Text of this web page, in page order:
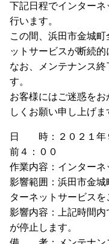
下記日程でインター
行います。
この間、浜田市金城
ットサービスが断続的
なお、メンテナンス
す。
お客様にはご迷惑を
しくお願い申し上げま
日 時：２０２１年
前４：００
作業内容：インター
影響範囲：浜田市金
ターネットサービス
影響内容：上記時間
が停止します。